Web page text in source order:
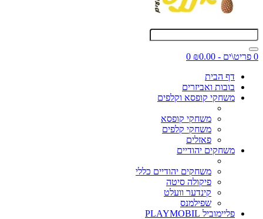
0 פריט\ים - ₪0.00
0
דף הבית
בובות ואביזרים
משחקי קופסא וקלפים
משחקי קופסא
משחקי קלפים
פאזלים
משחקים יהודיים
משחקים יהודיים כללי
פיקולה סיטה
קינדער וועלט
שפילמנס
פליימוביל PLAYMOBIL